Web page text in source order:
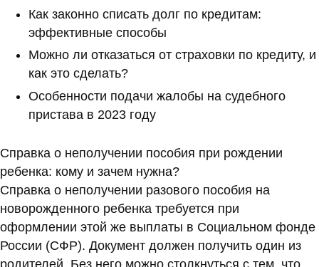
Как законно списать долг по кредитам:
эффективные способы
Можно ли отказаться от страховки по кредиту, и
как это сделать?
Особенности подачи жалобы на судебного
пристава в 2023 году
Справка о неполучении пособия при рождении
ребенка: кому и зачем нужна?
Справка о неполучении разового пособия на
новорожденного ребенка требуется при
оформлении этой же выплаты в Социальном фонде
России (СФР). Документ должен получить один из
родителей. Без него можно столкнуться с тем, что